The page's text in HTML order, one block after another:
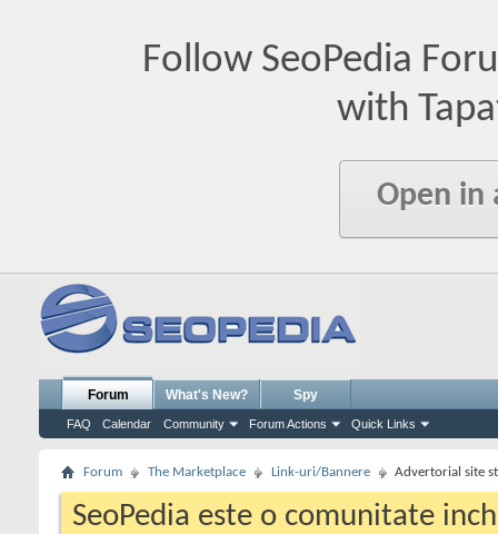
Follow SeoPedia
with
Open in
Forum
FAQ Calendar Community Forum Actions Quick Links
What's New? Spy
Forum The Marketplace Link-uri/Bannere Advertorial site
SeoPedia este o comunitate